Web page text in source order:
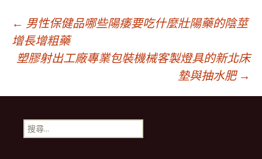
文
章
導
航
← 男性保健品哪些陽痿要吃什麼壯陽藥的陰莖
增長增粗藥
塑膠射出工廠專業包裝機械客製燈具的新北床
墊與抽水肥 →
搜
尋